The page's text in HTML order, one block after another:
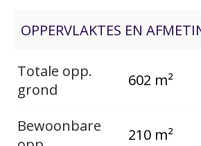
OPPERVLAKTES EN
Totale opp.
grond
602 m²
Bewoonbare
210 m²